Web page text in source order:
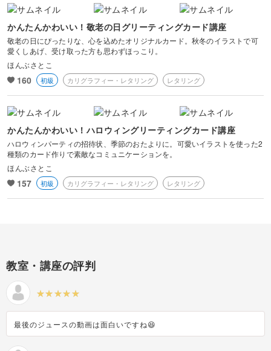
かんたんかわいい！敬老の日グリーティングカード講座
敬老の日にぴったりな、心を込めたオリジナルカード。秋冬のイラストで可
愛くしあげ、受け取った方も思わずほっこり。
ほんぶさとこ
160 初級 カリグラフィー・レタリング レタリング
かんたんかわいい！ハロウィングリーティングカード講座
ハロウィンパーティの招待状、季節のおたよりに。可愛いイラストを使った2
種類のカード作りで素敵なコミュニケーションを。
ほんぶさとこ
157 初級 カリグラフィー・レタリング レタリング
教室・講座の評判
最後のジュースの動画は面白いですね😆